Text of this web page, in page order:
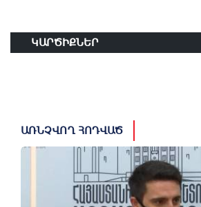
ԿԱՐԾԻՔՆԵՐ
ԱՌՆՉՎՈՂ ՀՈԴՎԱԾ